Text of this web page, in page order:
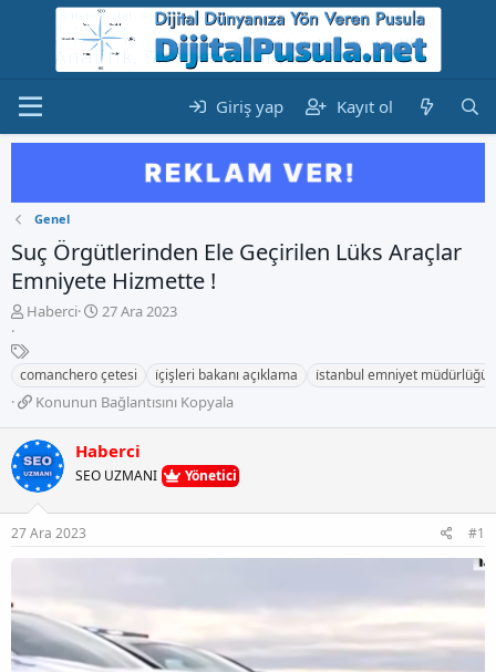
Giriş yap Kayıt ol
Genel
Suç Örgütlerinden Ele Geçirilen Lüks Araçlar
Emniyete Hizmette !
K
n
b
u
y
u
b
a
ş
l
a
Haberci
B
l
a
n
g
ı
ç
a
27 Ara 2023
E
t
i
e
t
l
e
comanchero çetesi i̇çişleri bakanı açıklama i̇stanbul emniyet müdürlüğü
K
n
u
n
u
B
a
a
n
t
Konunun Bağlantısını Kopyala
Haberci
SEO UZMANI Yönetici
27 Ara 2023 #1